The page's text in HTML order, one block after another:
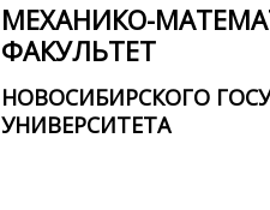
МЕХАНИКО-
ФАКУЛЬТЕТ
НОВОСИБИРСКОГО
УНИВЕРСИТЕТА